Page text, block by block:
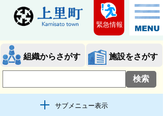
組織からさがす 施設をさがす
サブメニュー表示
緊急情報